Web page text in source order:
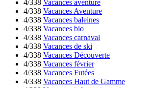
4/338 Vacances aventure
4/338 Vacances Aventure
4/338 Vacances baleines
4/338 Vacances bio
4/338 Vacances carnaval
4/338 Vacances de ski
4/338 Vacances Découverte
4/338 Vacances février
4/338 Vacances Futées
4/338 Vacances Haut de Gamme